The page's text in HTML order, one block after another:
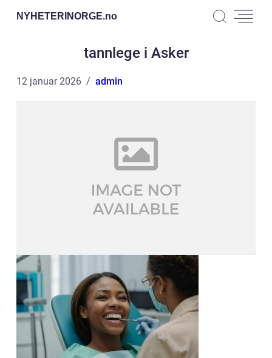
NYHETERINORGE.no
tannlege i Asker
12 januar 2026 admin